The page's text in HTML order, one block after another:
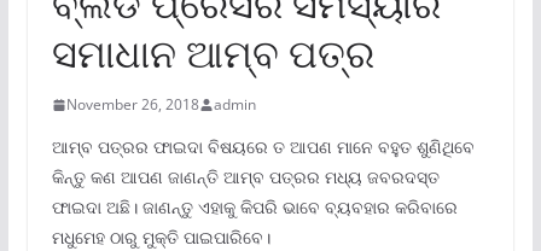
ସମାଧାନ ଆମ୍ବ ପତ୍ର
November 26, 2018 admin
ଆମ୍ବ ପତ୍ରର ଫାଇଦା ବିଷୟରେ ତ ଆପଣ ମାନେ ବହୁତ ଶୁଣିଥିବେ
କିନ୍ତୁ କଣ ଆପଣ ଜାଣନ୍ତି ଆମ୍ବ ପତ୍ରର ମଧ୍ୟ ଜବରଦସ୍ତ
ଫାଇଦା ଅଛି। ଜାଣନ୍ତୁ ଏହାକୁ କିପରି ଭାବେ ବ୍ୟବହାର କରିବାରେ
ମଧୁମେହ ଠାରୁ ମୁକ୍ତି ପାଇପାରିବେ।